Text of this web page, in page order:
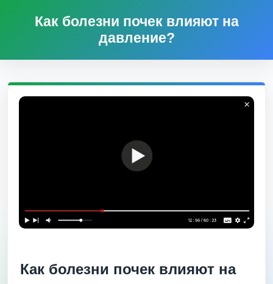
Как болезни почек влияют на
давление?
Как болезни почек влияют на